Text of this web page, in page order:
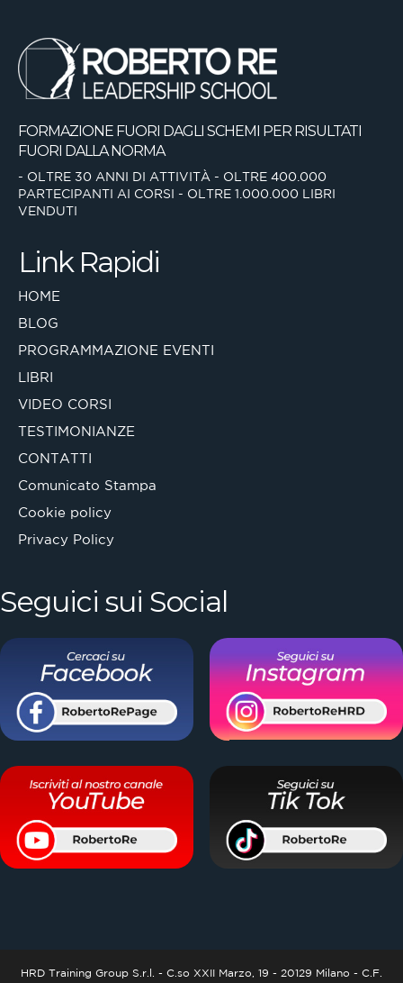
FORMAZIONE FUORI DAGLI SCHEMI PER RISULTATI
FUORI DALLA NORMA
- OLTRE 30 ANNI DI ATTIVITÀ - OLTRE 400.000
PARTECIPANTI AI CORSI - OLTRE 1.000.000 LIBRI
VENDUTI
Link Rapidi
HOME
BLOG
PROGRAMMAZIONE EVENTI
LIBRI
VIDEO CORSI
TESTIMONIANZE
CONTATTI
Comunicato Stampa
Cookie policy
Privacy Policy
Seguici sui Social
HRD Training Group S.r.l. - C.so XXII Marzo, 19 - 20129 Milano - C.F.